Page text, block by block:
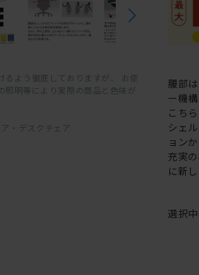
るよう徹底しておりますが、 お使
照明等により実際の商品と色味が
・デスクチェア
腰部
ー機
こち
シェ
ョン
充実
に新
選択